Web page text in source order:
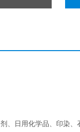
、日用化学品、印染